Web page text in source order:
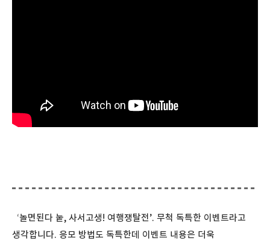
‘놀면된다 눝, 사서고생! 여행쟁탈전’. 무척 독특한 이벤트라고
생각합니다. 응모 방법도 독특한데 이벤트 내용은 더욱